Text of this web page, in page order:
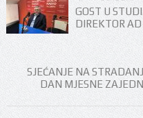
GOST U
DIREKTOR
SJEĆANJE NA
DAN MJESNE